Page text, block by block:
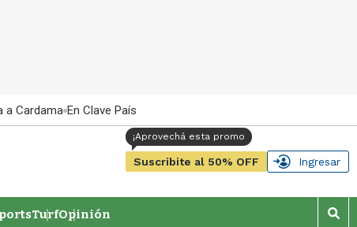
a Cardama En Clave País
Suscribite al 50% OFF Ingresar
TurfOpinión
M